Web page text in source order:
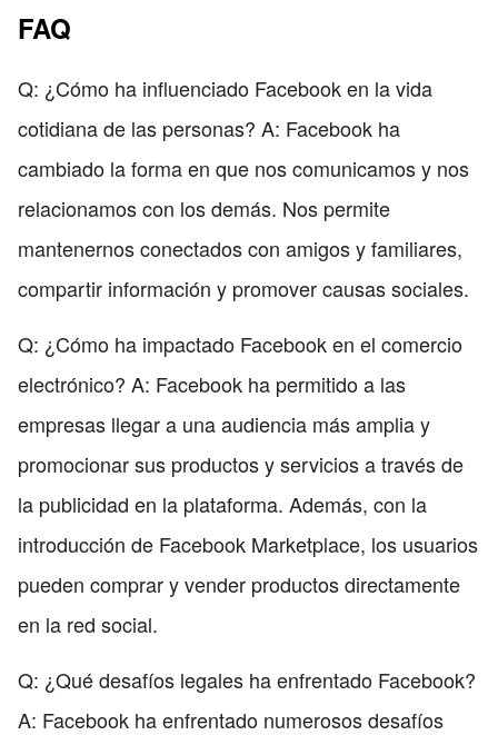
FAQ
Q: ¿Cómo ha influenciado Facebook en la vida
cotidiana de las personas? A: Facebook ha
cambiado la forma en que nos comunicamos y nos
relacionamos con los demás. Nos permite
mantenernos conectados con amigos y familiares,
compartir información y promover causas sociales.
Q: ¿Cómo ha impactado Facebook en el comercio
electrónico? A: Facebook ha permitido a las
empresas llegar a una audiencia más amplia y
promocionar sus productos y servicios a través de
la publicidad en la plataforma. Además, con la
introducción de Facebook Marketplace, los usuarios
pueden comprar y vender productos directamente
en la red social.
Q: ¿Qué desafíos legales ha enfrentado Facebook?
A: Facebook ha enfrentado numerosos desafíos